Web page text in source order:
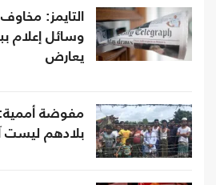
التايمز:
وسائل إعلام
يعارض
مفوضة أممية:
بلادهم ليست